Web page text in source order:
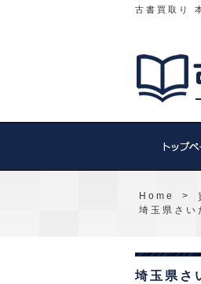
古書買取り
Home >
埼玉県さ
埼玉県